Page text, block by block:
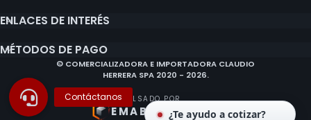
ENLACES DE INTERÉS
MÉTODOS DE PAGO
© COMERCIALIZADORA E IMPORTADORA CLAUDIO
HERRERA SPA 2020 - 2026.
IMPULSADO POR
EMABEL ¿Te ayudo a cotizar?